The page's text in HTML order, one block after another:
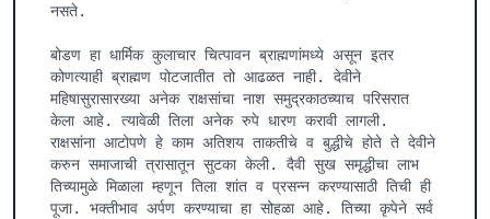
नसते.
बोडण हा धार्मिक कुलाचार चित्पावन ब्राह्मणांमध्ये असून इतर
कोणत्याही ब्राह्मण पोटजातीत तो आढळत नाही. देवीने
महिषासुरासारख्या अनेक राक्षसांचा नाश समुद्रकाठच्याच परिसरात
केला आहे. त्यावेळी तिला अनेक रुपे धारण करावी लागली.
राक्षसांना आटोपणे हे काम अतिशय ताकतीचे व बुद्धीचे होते ते देवीने
करुन समाजाची त्रासातून सुटका केली. दैवी सुख समृद्धीचा लाभ
तिच्यामुळे मिळाला म्हणून तिला शांत व प्रसन्न करण्यासाठी तिची ही
पूजा. भक्तीभाव अर्पण करण्याचा हा सोहळा आहे. तिच्या कृपेने सर्व